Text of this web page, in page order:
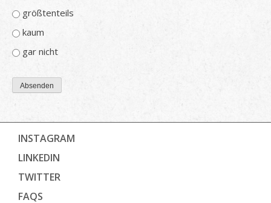
größtenteils
kaum
gar nicht
Absenden
INSTAGRAM
LINKEDIN
TWITTER
FAQS